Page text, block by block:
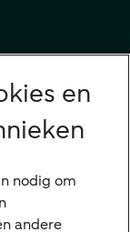
en
nodig om
andere